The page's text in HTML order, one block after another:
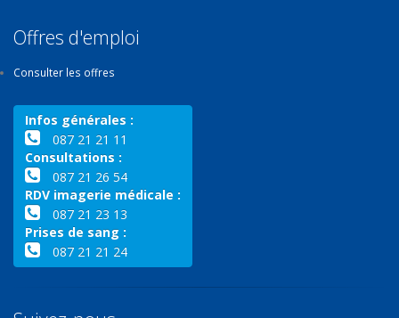
Offres d'emploi
Consulter les offres
Infos générales :
087 21 21 11
Consultations :
087 21 26 54
RDV imagerie médicale :
087 21 23 13
Prises de sang :
087 21 21 24